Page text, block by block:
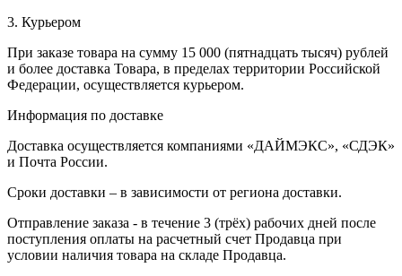
3. Курьером
При заказе товара на сумму 15 000 (пятнадцать тысяч) рублей
и более доставка Товара, в пределах территории Российской
Федерации, осуществляется курьером.
Информация по доставке
Доставка осуществляется компаниями «ДАЙМЭКС», «СДЭК»
и Почта России.
Сроки доставки – в зависимости от региона доставки.
Отправление заказа - в течение 3 (трёх) рабочих дней после
поступления оплаты на расчетный счет Продавца при
условии наличия товара на складе Продавца.